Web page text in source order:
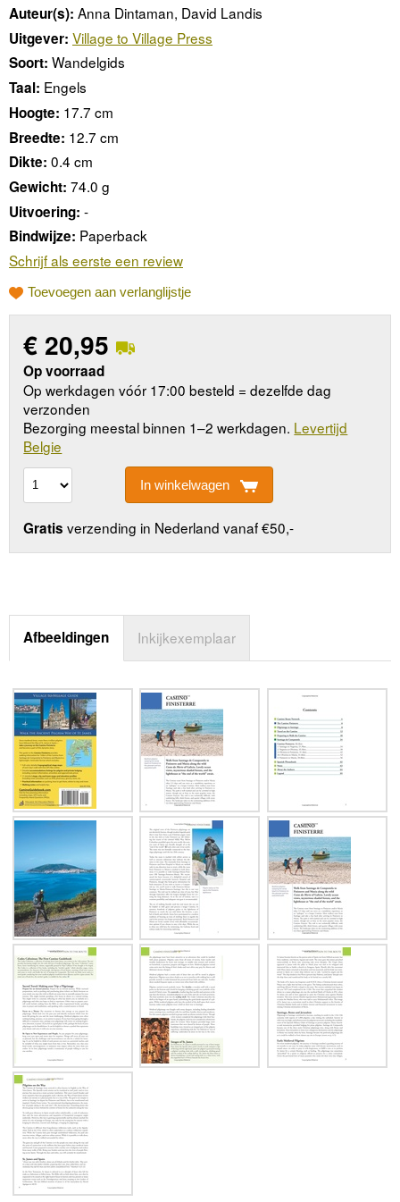
Auteur(s): Anna Dintaman, David Landis
Uitgever: Village to Village Press
Soort: Wandelgids
Taal: Engels
Hoogte: 17.7 cm
Breedte: 12.7 cm
Dikte: 0.4 cm
Gewicht: 74.0 g
Uitvoering: -
Bindwijze: Paperback
Schrijf als eerste een review
Toevoegen aan verlanglijstje
€ 20,95
Op voorraad
Op werkdagen vóór 17:00 besteld = dezelfde dag
verzonden
Bezorging meestal binnen 1–2 werkdagen. Levertijd
Belgie
In winkelwagen
Gratis verzending in Nederland vanaf €50,-
Afbeeldingen Inkijkexemplaar